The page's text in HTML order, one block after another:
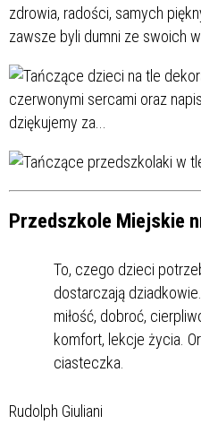
zdrowia, radości, samych
zawsze byli dumni ze swoich
Przedszkole Miejskie
To, czego dzieci
dostarczają
miłość, dobroć,
komfort, lekcje życia.
ciasteczka.
Rudolph Giuliani